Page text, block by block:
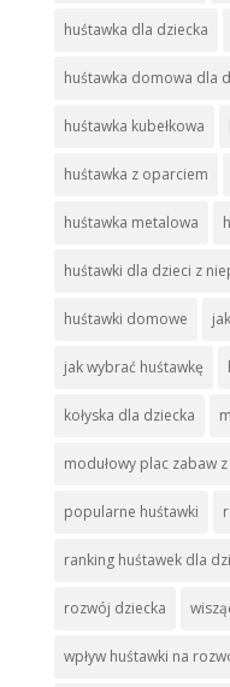
huśtawka dla dziecka
huśtawka domowa dla
huśtawka kubełkowa
huśtawka z oparciem
huśtawka metalowa
huśtawki dla dzieci z
huśtawki domowe
jak wybrać huśtawkę
kołyska dla dziecka
modułowy plac zabaw
popularne huśtawki
ranking huśtawek dla
rozwój dziecka
wpływ huśtawki na